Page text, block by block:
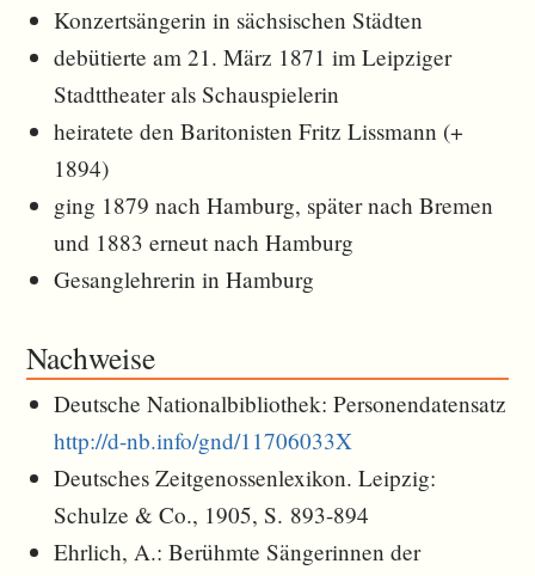
Konzertsängerin in sächsischen Städten
debütierte am 21. März 1871 im Leipziger
Stadttheater als Schauspielerin
heiratete den Baritonisten Fritz Lissmann (+
1894)
ging 1879 nach Hamburg, später nach Bremen
und 1883 erneut nach Hamburg
Gesanglehrerin in Hamburg
Nachweise
Deutsche Nationalbibliothek: Personendatensatz
http://d-nb.info/gnd/11706033X
Deutsches Zeitgenossenlexikon. Leipzig:
Schulze & Co., 1905, S. 893-894
Ehrlich, A.: Berühmte Sängerinnen der